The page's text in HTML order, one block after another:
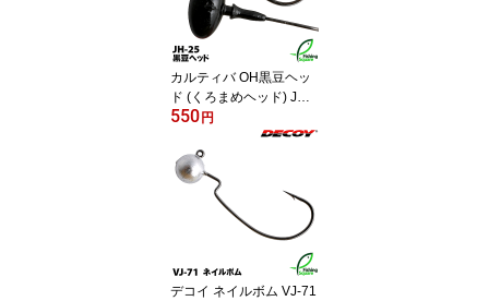
カルティバ OH黒豆ヘッ
ド (くろまめヘッド) JH-2
5 #1 (3.5～5.3g)【ジグヘ
ッド】オーナー
550 円
デコイ ネイルボム VJ-71